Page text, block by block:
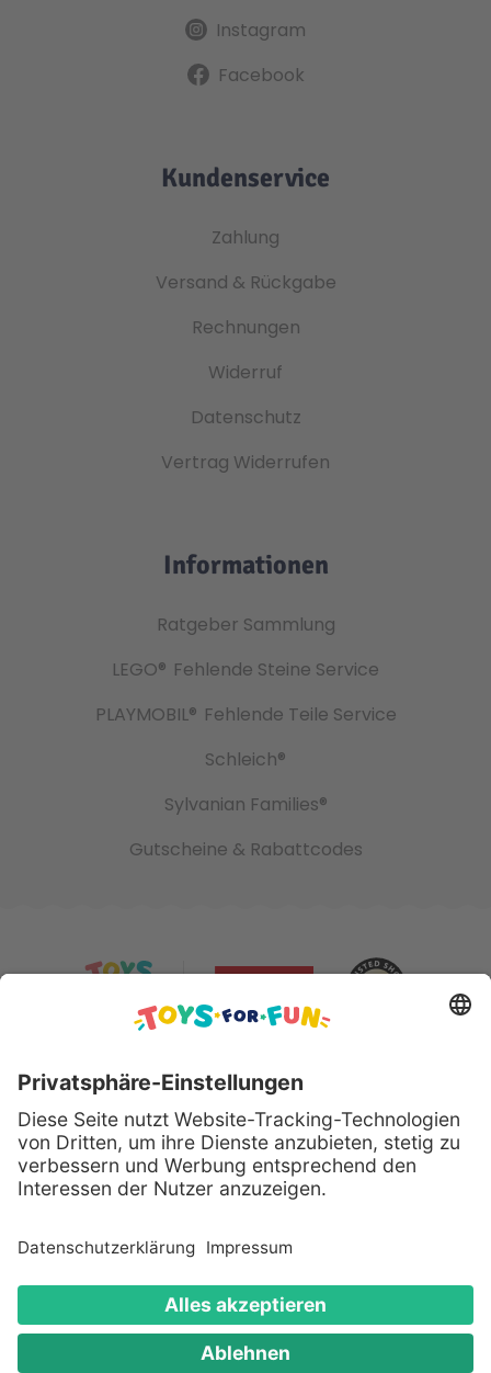
Instagram
Facebook
Kundenservice
Zahlung
Versand & Rückgabe
Rechnungen
Widerruf
Datenschutz
Vertrag Widerrufen
Informationen
Ratgeber Sammlung
LEGO® Fehlende Steine Service
PLAYMOBIL® Fehlende Teile Service
Schleich®
Sylvanian Families®
Gutscheine & Rabattcodes
Sicher bezahlen mit:
Alle genannten Produkte und Logos sind eingetragene
Warenzeichen der jeweiligen Hersteller.
Copyright © 2008 - 2026 Toys for Fun GmbH - Alle
Rechte vorbehalten